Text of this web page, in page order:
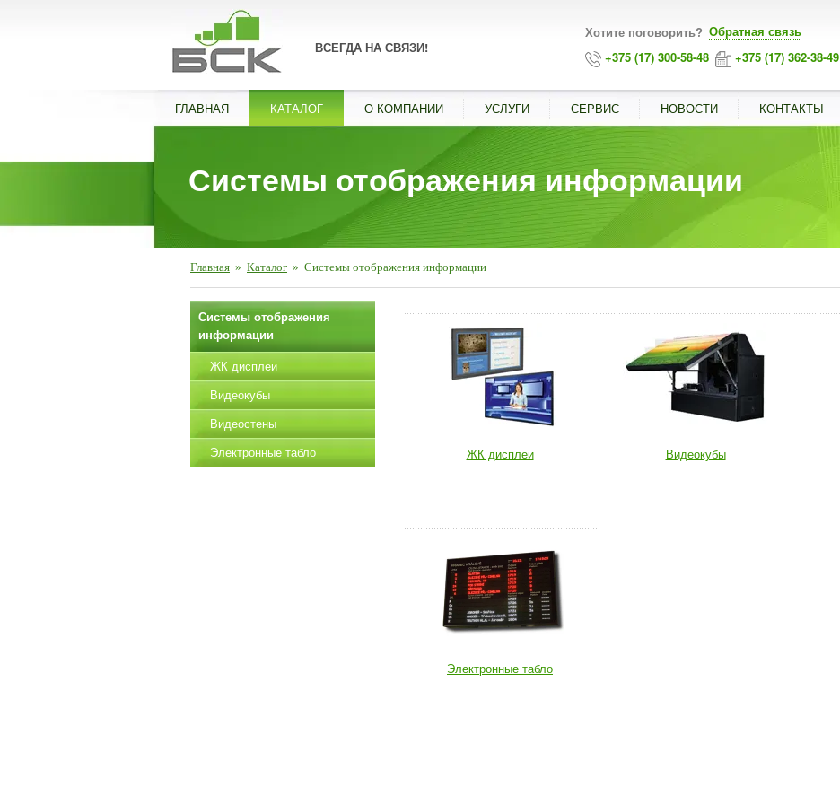
ВСЕГДА НА СВЯЗИ!
Хотите поговорить? Обратная связь
+375 (17) 300-58-48
+375 (17) 362-38-49
ГЛАВНАЯ КАТАЛОГ О КОМПАНИИ УСЛУГИ СЕРВИС НОВОСТИ КОНТАКТЫ
Системы отображения информации
Главная » Каталог » Системы отображения информации
ЖК дисплеи Видеокубы
Электронные табло
Системы отображения
информации
ЖК дисплеи
Видеокубы
Видеостены
Электронные табло